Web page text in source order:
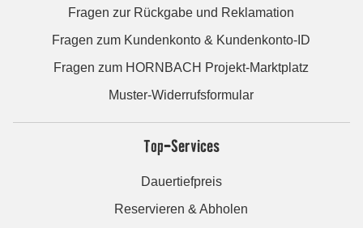
Fragen zur Rückgabe und Reklamation
Fragen zum Kundenkonto & Kundenkonto-ID
Fragen zum HORNBACH Projekt-Marktplatz
Muster-Widerrufsformular
Top-Services
Dauertiefpreis
Reservieren & Abholen